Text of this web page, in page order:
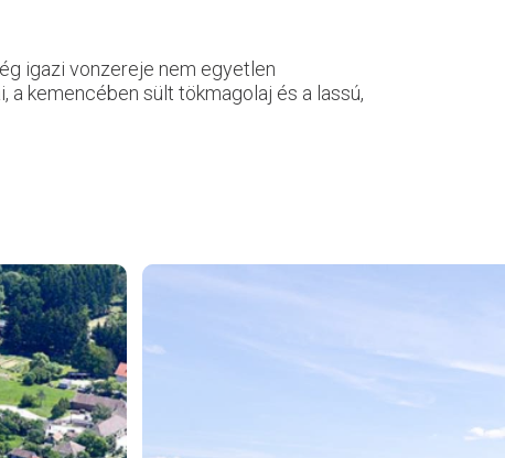
igazi vonzereje nem egyetlen
a kemencében sült tökmagolaj és a lassú,